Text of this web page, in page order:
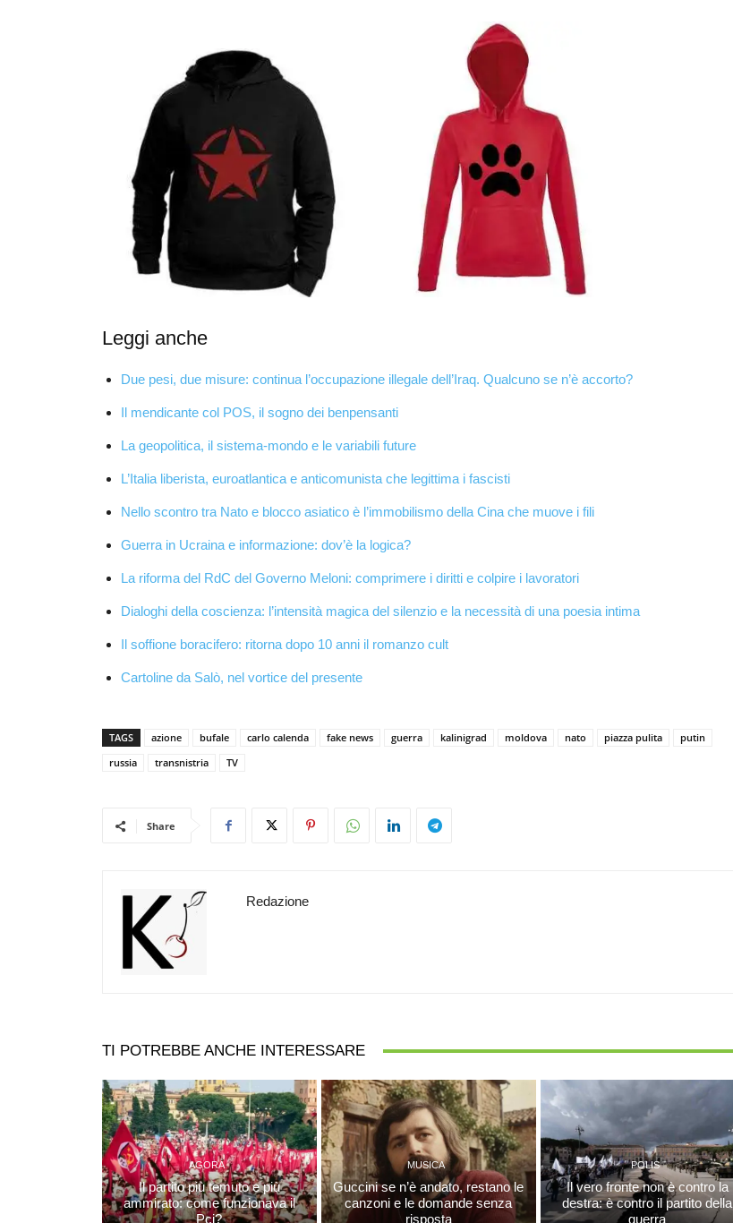
Leggi anche
Due pesi, due misure: continua l’occupazione illegale dell’Iraq. Qualcuno se n’è accorto?
Il mendicante col POS, il sogno dei benpensanti
La geopolitica, il sistema-mondo e le variabili future
L’Italia liberista, euroatlantica e anticomunista che legittima i fascisti
Nello scontro tra Nato e blocco asiatico è l’immobilismo della Cina che muove i fili
Guerra in Ucraina e informazione: dov’è la logica?
La riforma del RdC del Governo Meloni: comprimere i diritti e colpire i lavoratori
Dialoghi della coscienza: l’intensità magica del silenzio e la necessità di una poesia intima
Il soffione boracifero: ritorna dopo 10 anni il romanzo cult
Cartoline da Salò, nel vortice del presente
TAGS azione bufale carlo calenda fake news guerra kalinigrad moldova nato piazza pulita
putin
russia
transnistria TV
Share
Redazione
TI POTREBBE ANCHE INTERESSARE
AGORÀ
Il partito più temuto e più
ammirato: come funzionava il
Pci?
MUSICA
Guccini se n’è andato, restano le
canzoni e le domande senza
risposta
POLIS
Il vero fronte non è contro la
destra: è contro il partito della
guerra